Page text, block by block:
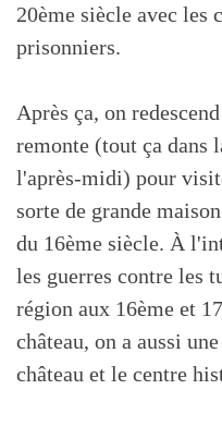
20ème siècle avec les
prisonniers.
Après ça, on
remonte (tout ça dans
l'après-midi) pour
sorte de grande
du 16ème siècle. À
les guerres contre les
région aux 16ème et
château, on a aussi
château et le centre